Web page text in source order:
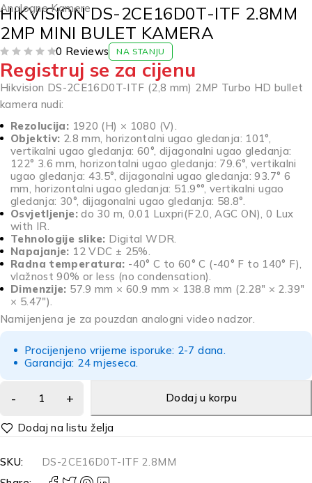
Analogne Kamere
HIKVISION DS-2CE16D0T-ITF 2.8MM
2MP MINI BULET KAMERA
0 Reviews NA STANJU
Registruj se za cijenu
Hikvision DS-2CE16D0T-ITF (2,8 mm) 2MP Turbo HD bullet
kamera nudi:
Rezolucija: 1920 (H) × 1080 (V).
Objektiv: 2.8 mm, horizontalni ugao gledanja: 101°,
vertikalni ugao gledanja: 60°, dijagonalni ugao gledanja:
122° 3.6 mm, horizontalni ugao gledanja: 79.6°, vertikalni
ugao gledanja: 43.5°, dijagonalni ugao gledanja: 93.7° 6
mm, horizontalni ugao gledanja: 51.9°°, vertikalni ugao
gledanja: 30°, dijagonalni ugao gledanja: 58.8°.
Osvjetljenje:do 30 m, 0.01 Luxpri(F2.0, AGC ON), 0 Lux
with IR.
Tehnologije slike: Digital WDR.
Napajanje: 12 VDC ± 25%.
Radna temperatura: -40° C to 60° C (-40° F to 140° F),
vlažnost 90% or less (no condensation).
Dimenzije: 57.9 mm × 60.9 mm × 138.8 mm (2.28″ × 2.39″
× 5.47″).
Namijenjena je za pouzdan analogni video nadzor.
Procijenjeno vrijeme isporuke: 2-7 dana.
Garancija: 24 mjeseca.
Dodaj u korpu
Alternative:
SKU:
DS-2CE16D0T-ITF 2.8MM